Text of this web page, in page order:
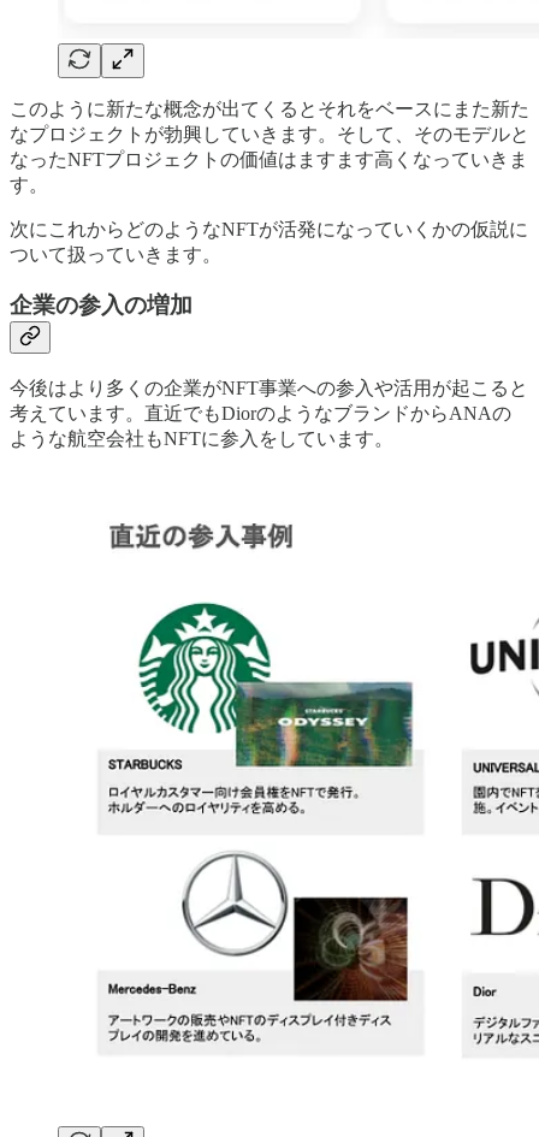
このように新たな概念が出てくるとそれをベースにまた新た
なプロジェクトが勃興していきます。そして、そのモデルと
なったNFTプロジェクトの価値はますます高くなっていきま
す。
次にこれからどのようなNFTが活発になっていくかの仮説に
ついて扱っていきます。
企業の参入の増加
今後はより多くの企業がNFT事業への参入や活用が起こると
考えています。直近でもDiorのようなブランドからANAの
ような航空会社もNFTに参入をしています。